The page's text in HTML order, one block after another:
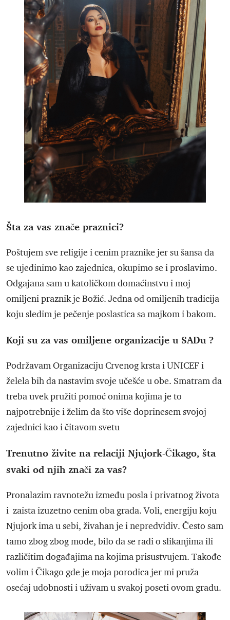
Šta za vas znače praznici?
Poštujem sve religije i cenim praznike jer su šansa da
se ujedinimo kao zajednica, okupimo se i proslavimo.
Odgajana sam u katoličkom domaćinstvu i moj
omiljeni praznik je Božić. Jedna od omiljenih tradicija
koju sledim je pečenje poslastica sa majkom i bakom.
Koji su za vas omiljene organizacije u SADu ?
Podržavam Organizaciju Crvenog krsta i UNICEF i
želela bih da nastavim svoje učešće u obe. Smatram da
treba uvek pružiti pomoć onima kojima je to
najpotrebnije i želim da što više doprinesem svojoj
zajednici kao i čitavom svetu
Trenutno živite na relaciji Njujork-Čikago, šta
svaki od njih znači za vas?
Pronalazim ravnotežu između posla i privatnog života
i zaista izuzetno cenim oba grada. Voli, energiju koju
Njujork ima u sebi, živahan je i nepredvidiv. Često sam
tamo zbog zbog mode, bilo da se radi o slikanjima ili
različitim događajima na kojima prisustvujem. Takođe
volim i Čikago gde je moja porodica jer mi pruža
osećaj udobnosti i uživam u svakoj poseti ovom gradu.